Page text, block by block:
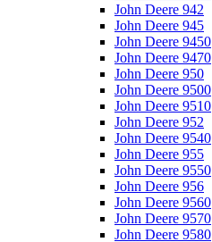
John Deere 942
John Deere 945
John Deere 9450
John Deere 9470
John Deere 950
John Deere 9500
John Deere 9510
John Deere 952
John Deere 9540
John Deere 955
John Deere 9550
John Deere 956
John Deere 9560
John Deere 9570
John Deere 9580